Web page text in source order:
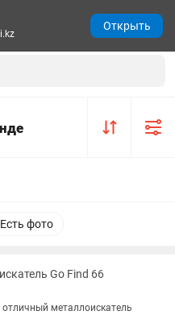
Есть фото
Go Find 66
отличный металлоискатель
Открыть